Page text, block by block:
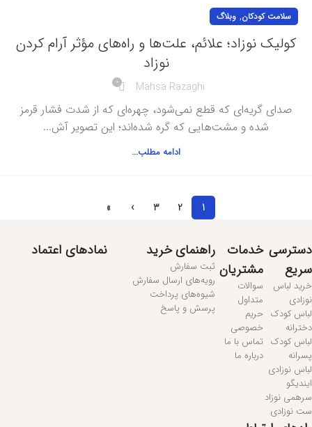
سلامت کودکان, وبلاگ
کولیک نوزاد؛ علائم، علت‌ها و راه‌های مؤثر آرام کردن
نوزاد
Mahsa Razaghi
0
صدای گریه‌ای که قطع نمی‌شود، چهره‌ای که از شدت فشار قرمز
شده و مشت‌هایی که گره شده‌اند؛ این تصویر آش...
ادامه مطلب...
1
2
3
›
»
دسترسی
سریع
خرید لباس
نوزادی
لباس کودک
دخترانه
لباس کودک
پسرانه
لباس نوزادی
ایندیگو
سرهمی نوزاد
ست نوزادی
خدمات
مشتریان
سوالات
متداول
حریم
خصوصی
تماس با ما
درباره ما
راهنمای خرید
ثبت سفارش
رویه‌های ارسال سفارش
شیوه‌های پرداخت
پرسش و پاسخ
نمادهای اعتماد